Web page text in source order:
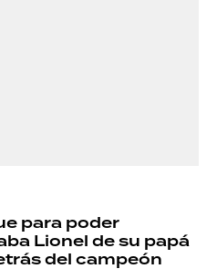
para poder
Lionel de su papá
del campeón